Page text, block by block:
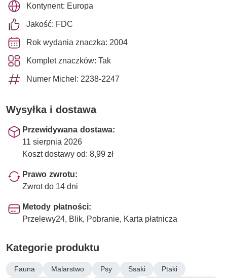
Kontynent: Europa
Jakość: FDC
Rok wydania znaczka: 2004
Komplet znaczków: Tak
Numer Michel: 2238-2247
Wysyłka i dostawa
Przewidywana dostawa:
11 sierpnia 2026
Koszt dostawy od: 8,99 zł
Prawo zwrotu:
Zwrot do 14 dni
Metody płatności:
Przelewy24, Blik, Pobranie, Karta płatnicza
Kategorie produktu
Fauna Malarstwo Psy Ssaki
Ptaki